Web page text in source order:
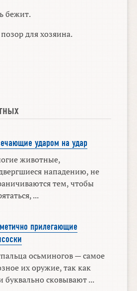
бежит.
для хозяина.
ударом на удар
животные,
нападению, не
тем, чтобы
...
прилегающие
осьминогов — самое
их оружие, так как
буквально сковывают ...